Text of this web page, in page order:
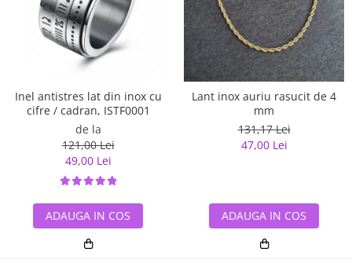
Inel antistres lat din inox cu
cifre / cadran, ISTF0001
de la
121,00 Lei
49,00 Lei
ADAUGA IN COS
Lant inox auriu rasucit de 4
mm
131,17 Lei
47,00 Lei
ADAUGA IN COS